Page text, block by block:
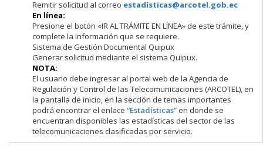
Remitir solicitud al correo estadísticas@arcotel.gob.ec
En línea:
Presione el botón «IR AL TRÁMITE EN LÍNEA» de este trámite, y
complete la información que se requiere.
Sistema de Gestión Documental Quipux
Generar solicitud mediante el sistema Quipux.
NOTA:
El usuario debe ingresar al portal web de la Agencia de
Regulación y Control de las Telecomunicaciones (ARCOTEL), en
la pantalla de inicio, en la sección de temas importantes
podrá encontrar el enlace “Estadísticas”en donde se
encuentran disponibles las estadísticas del sector de las
telecomunicaciones clasificadas por servicio.